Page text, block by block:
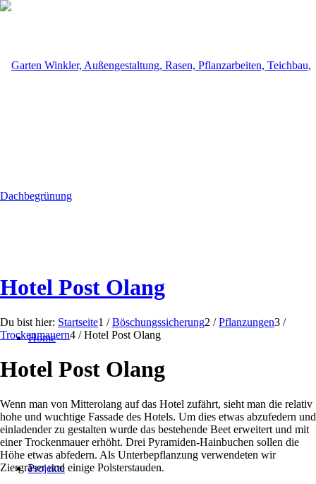
Home
Projekte
Hotel Post Olang
Du bist hier: Startseite1 / Böschungssicherung2 / Pflanzungen3 /
Trockenmauern4 / Hotel Post Olang
Hotel Post Olang
Wenn man von Mitterolang auf das Hotel zufährt, sieht man die relativ
hohe und wuchtige Fassade des Hotels. Um dies etwas abzufedern und
einladender zu gestalten wurde das bestehende Beet erweitert und mit
einer Trockenmauer erhöht. Drei Pyramiden-Hainbuchen sollen die
Höhe etwas abfedern. Als Unterbepflanzung verwendeten wir
Ziergräser und einige Polsterstauden.